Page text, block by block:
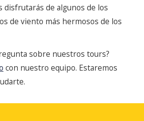
disfrutarás de algunos de los
de viento más hermosos de los
sobre nuestros tours?
con nuestro equipo. Estaremos